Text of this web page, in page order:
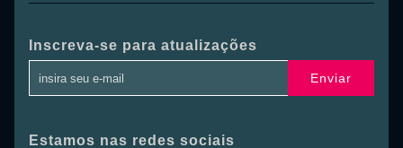
Inscreva-se para atualizações
Enviar
Estamos nas redes sociais